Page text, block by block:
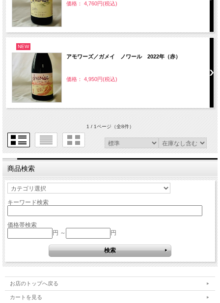
価格： 4,760円(税込)
NEW
アモワーズ／ガメイ ノワール 2022年（赤）
価格： 4,950円(税込)
1 / 1ページ（全8件）
商品検索
キーワード検索
価格帯検索
円 ～
円
お店のトップへ戻る
カートを見る